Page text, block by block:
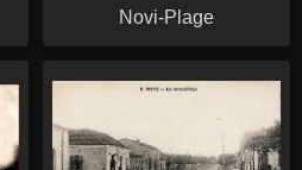
Novi-Plage